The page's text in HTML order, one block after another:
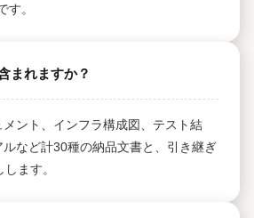
す。
まれますか？
ント、インフラ構成図、テスト結
など計30種の納品文書と、引き継ぎ
ます。